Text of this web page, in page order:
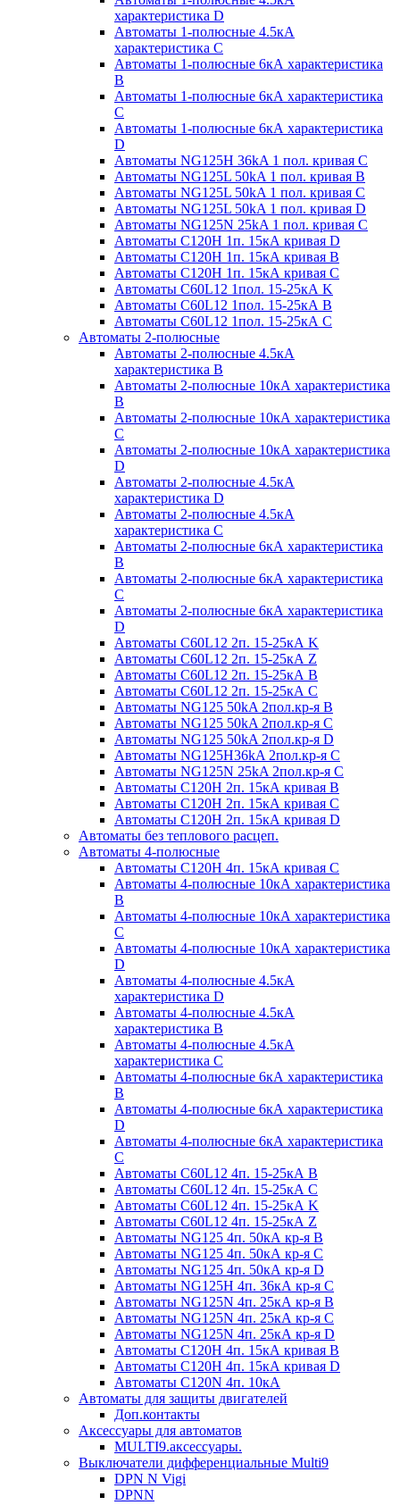
характеристика D
Автоматы 1-полюсные 4.5кА
характеристика С
Автоматы 1-полюсные 6кА характеристика
B
Автоматы 1-полюсные 6кА характеристика
C
Автоматы 1-полюсные 6кА характеристика
D
Автоматы NG125H 36kA 1 пол. кривая C
Автоматы NG125L 50kA 1 пол. кривая B
Автоматы NG125L 50kA 1 пол. кривая C
Автоматы NG125L 50kA 1 пол. кривая D
Автоматы NG125N 25kA 1 пол. кривая C
Автоматы С120H 1п. 15кА кривая D
Автоматы С120H 1п. 15кА кривая В
Автоматы С120H 1п. 15кА кривая С
Автоматы С60L12 1пол. 15-25кА K
Автоматы С60L12 1пол. 15-25кА В
Автоматы С60L12 1пол. 15-25кА С
Автоматы 2-полюсные
Автоматы 2-полюсные 4.5кА
характеристика В
Автоматы 2-полюсные 10кА характеристика
B
Автоматы 2-полюсные 10кА характеристика
C
Автоматы 2-полюсные 10кА характеристика
D
Автоматы 2-полюсные 4.5кА
характеристика D
Автоматы 2-полюсные 4.5кА
характеристика С
Автоматы 2-полюсные 6кА характеристика
B
Автоматы 2-полюсные 6кА характеристика
C
Автоматы 2-полюсные 6кА характеристика
D
Автоматы C60L12 2п. 15-25кА K
Автоматы C60L12 2п. 15-25кА Z
Автоматы C60L12 2п. 15-25кА B
Автоматы C60L12 2п. 15-25кА C
Автоматы NG125 50kA 2пол.кр-я B
Автоматы NG125 50kA 2пол.кр-я C
Автоматы NG125 50kA 2пол.кр-я D
Автоматы NG125H36kA 2пол.кр-я C
Автоматы NG125N 25kA 2пол.кр-я C
Автоматы С120H 2п. 15кА кривая B
Автоматы С120H 2п. 15кА кривая C
Автоматы С120H 2п. 15кА кривая D
Автоматы без теплового расцеп.
Автоматы 4-полюсные
Автоматы С120H 4п. 15кА кривая C
Автоматы 4-полюсные 10кА характеристика
B
Автоматы 4-полюсные 10кА характеристика
C
Автоматы 4-полюсные 10кА характеристика
D
Автоматы 4-полюсные 4.5кА
характеристика D
Автоматы 4-полюсные 4.5кА
характеристика В
Автоматы 4-полюсные 4.5кА
характеристика С
Автоматы 4-полюсные 6кА характеристика
B
Автоматы 4-полюсные 6кА характеристика
D
Автоматы 4-полюсные 6кА характеристика
С
Автоматы C60L12 4п. 15-25кА B
Автоматы C60L12 4п. 15-25кА C
Автоматы C60L12 4п. 15-25кА K
Автоматы C60L12 4п. 15-25кА Z
Автоматы NG125 4п. 50кА кр-я B
Автоматы NG125 4п. 50кА кр-я C
Автоматы NG125 4п. 50кА кр-я D
Автоматы NG125H 4п. 36кА кр-я C
Автоматы NG125N 4п. 25кА кр-я B
Автоматы NG125N 4п. 25кА кр-я C
Автоматы NG125N 4п. 25кА кр-я D
Автоматы С120H 4п. 15кА кривая B
Автоматы С120H 4п. 15кА кривая D
Автоматы С120N 4п. 10кА
Автоматы для защиты двигателей
Доп.контакты
Аксессуары для автоматов
MULTI9.аксессуары.
Выключатели дифференциальные Multi9
DPN N Vigi
DPNN